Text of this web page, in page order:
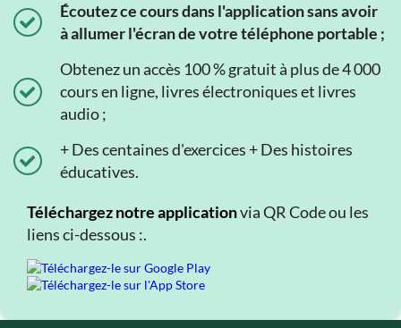
Écoutez ce cours dans l'application sans avoir
à allumer l'écran de votre téléphone portable ;
Obtenez un accès 100 % gratuit à plus de 4 000
cours en ligne, livres électroniques et livres
audio ;
+ Des centaines d'exercices + Des histoires
éducatives.
Téléchargez notre applicationvia QR Code ou les
liens ci-dessous :.